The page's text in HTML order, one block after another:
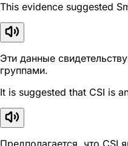
This evidence suggested
Эти данные
группами.
It is suggested that CSI is